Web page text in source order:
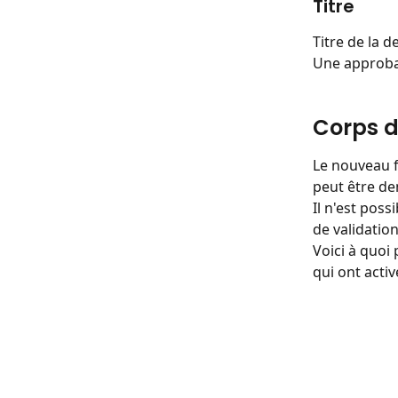
Titre
Titre de la
Une
Corps
Le
peut être
Il n'est
de
Voici à quoi
qui ont